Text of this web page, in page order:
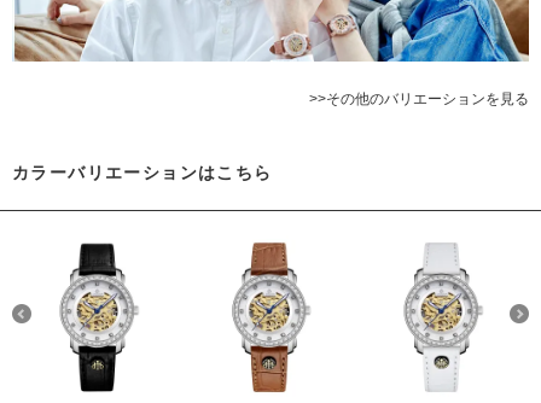
>>その他のバリエーションを見る
カラーバリエーションはこちら